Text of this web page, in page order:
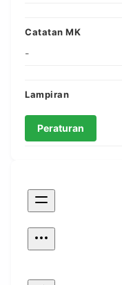
Catatan MK
-
Lampiran
Peraturan